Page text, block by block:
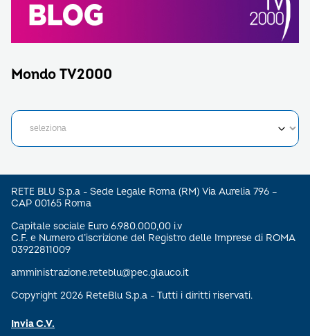
Mondo TV2000
RETE BLU S.p.a - Sede Legale Roma (RM) Via Aurelia 796 –
CAP 00165 Roma
Capitale sociale Euro 6.980.000,00 i.v
C.F. e Numero d’iscrizione del Registro delle Imprese di ROMA
03922811009
amministrazione.reteblu@pec.glauco.it
Copyright 2026 ReteBlu S.p.a - Tutti i diritti riservati.
Invia C.V.